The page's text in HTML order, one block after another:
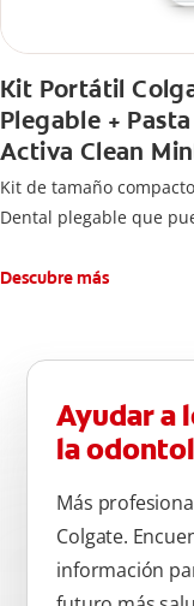
Kit Portátil
Plegable +
Activa Clean
Kit de tamaño
Dental plegable que
Descubre más
Ayudar a
la
Más
Colgate.
información